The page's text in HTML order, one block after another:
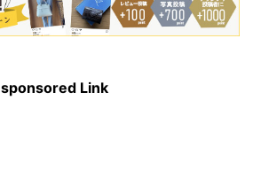
sponsored Link